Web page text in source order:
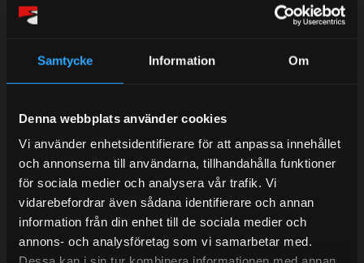
Samtycke Information Om
Denna webbplats använder cookies
Vi använder enhetsidentifierare för att anpassa innehållet
och annonserna till användarna, tillhandahålla funktioner
för sociala medier och analysera vår trafik. Vi
vidarebefordrar även sådana identifierare och annan
information från din enhet till de sociala medier och
annons- och analysföretag som vi samarbetar med.
Kundtjänst telefon:
Semestertider.
Under V.27 - V.33 nås vi enbart på mejl. Ordrar skickas
under sommaren men med viss fördröjning. 2/7 -9/7 är
det helt stängt.
Mån-Tors: 10:30-15:00
Lunchstängt 12:00-13:00